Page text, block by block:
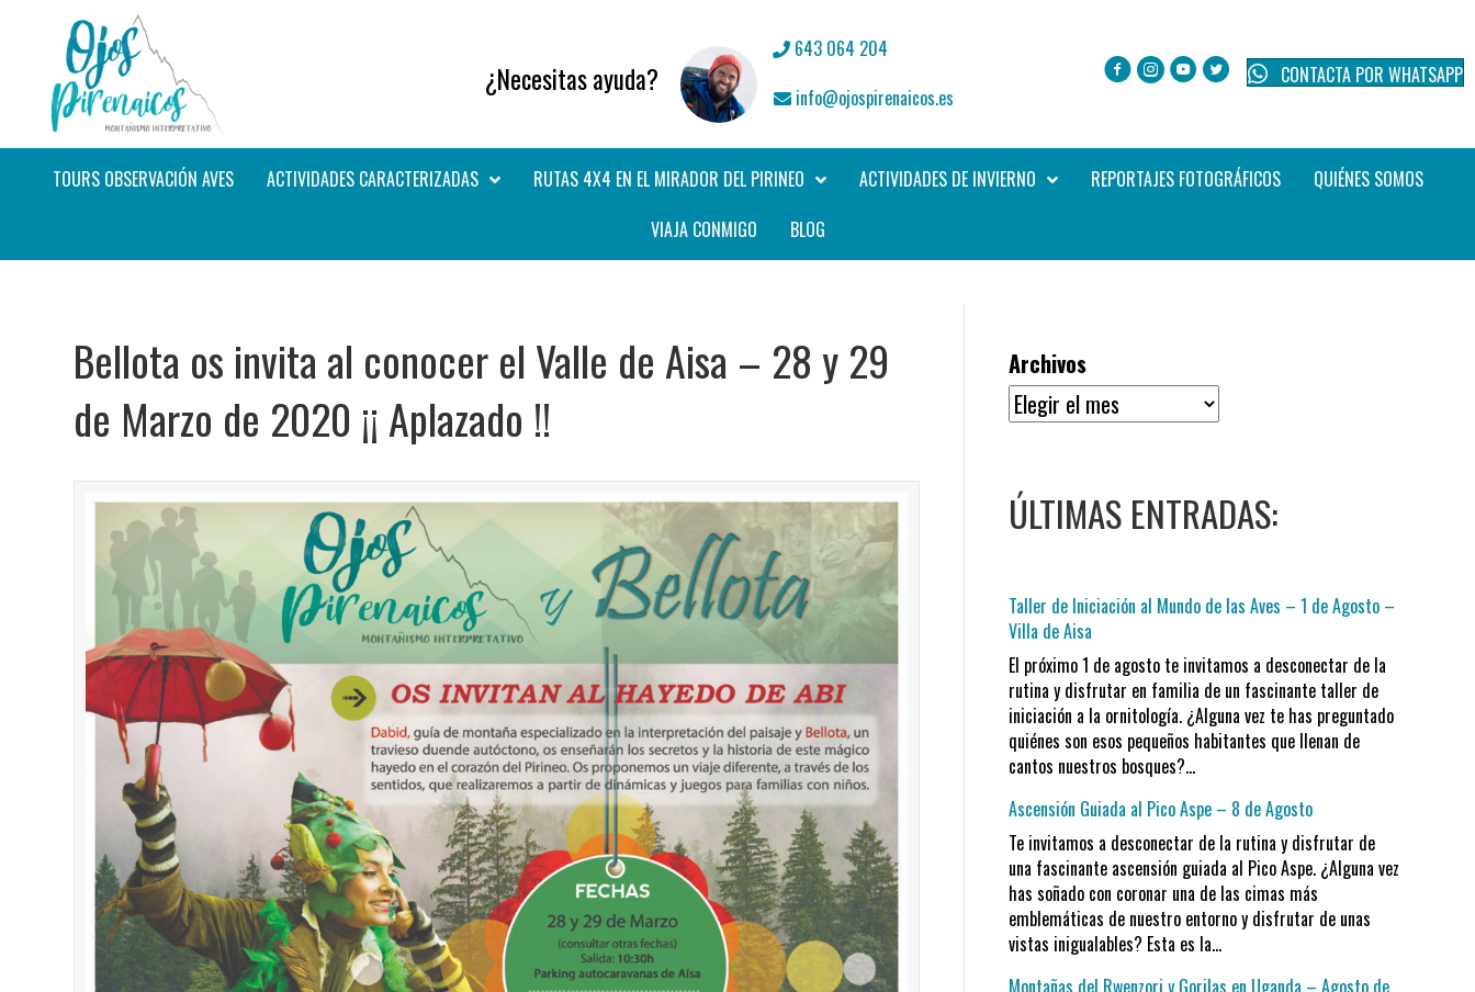
¿Necesitas ayuda?
643 064 204
info@ojospirenaicos.es
CONTACTA POR WHATSAPP
TOURS OBSERVACIÓN AVES ACTIVIDADES CARACTERIZADAS RUTAS 4X4 EN EL MIRADOR DEL PIRINEO ACTIVIDADES DE INVIERNO REPORTAJES FOTOGRÁFICOS
QUIÉNES SOMOS
VIAJA CONMIGO
BLOG
Bellota os invita al conocer el Valle de Aisa – 28 y 29
de Marzo de 2020 ¡¡ Aplazado !!
Archivos
ÚLTIMAS ENTRADAS:
Taller de Iniciación al Mundo de las Aves – 1 de Agosto –
Villa de Aisa
El próximo 1 de agosto te invitamos a desconectar de la
rutina y disfrutar en familia de un fascinante taller de
iniciación a la ornitología. ¿Alguna vez te has preguntado
quiénes son esos pequeños habitantes que llenan de
cantos nuestros bosques?…
Ascensión Guiada al Pico Aspe – 8 de Agosto
Te invitamos a desconectar de la rutina y disfrutar de
una fascinante ascensión guiada al Pico Aspe. ¿Alguna vez
has soñado con coronar una de las cimas más
emblemáticas de nuestro entorno y disfrutar de unas
vistas inigualables? Esta es la…
Montañas del Rwenzori y Gorilas en Uganda – Agosto de